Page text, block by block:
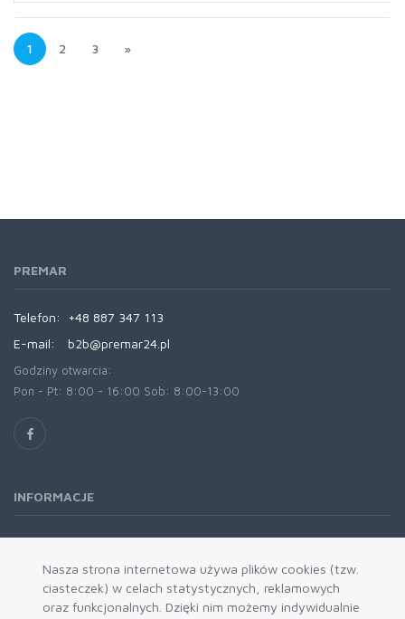
Nasza strona internetowa używa plików cookies (tzw.
ciasteczek) w celach statystycznych, reklamowych
oraz funkcjonalnych. Dzięki nim możemy indywidualnie
1 2 3 »
PREMAR
Telefon:
+48 887 347 113
E-mail:
b2b@premar24.pl
Godziny otwarcia:
Pon - Pt: 8:00 - 16:00 Sob: 8:00-13:00
INFORMACJE
Oferta
Kontakt